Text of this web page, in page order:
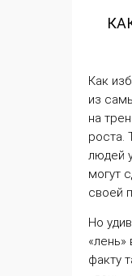
Как
из
на
роста.
людей
могут
своей
Но
«лень»
факту